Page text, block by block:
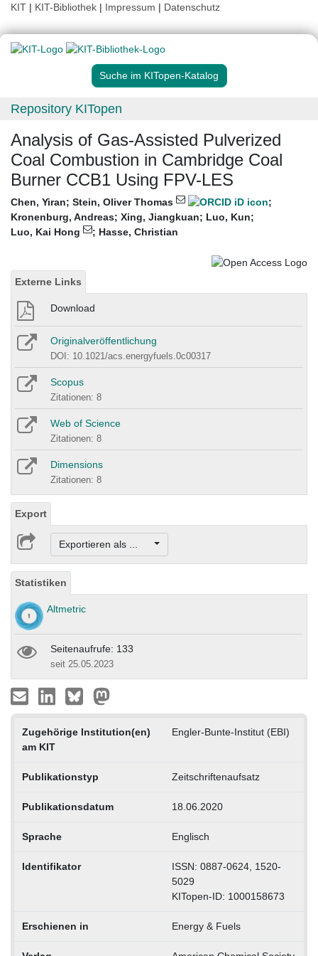
KIT | KIT-Bibliothek | Impressum | Datenschutz
Suche im KITopen-Katalog
Repository KITopen
Analysis of Gas-Assisted Pulverized
Coal Combustion in Cambridge Coal
Burner CCB1 Using FPV-LES
Chen, Yiran; Stein, Oliver Thomas
;
Kronenburg, Andreas; Xing, Jiangkuan; Luo, Kun;
Luo, Kai Hong
; Hasse, Christian
Externe Links
Download
Originalveröffentlichung
DOI: 10.1021/acs.energyfuels.0c00317
Scopus
Zitationen: 8
Web of Science
Zitationen: 8
Dimensions
Zitationen: 8
Export
Exportieren als ...
Statistiken
Altmetric
Seitenaufrufe: 133
seit 25.05.2023
Zugehörige Institution(en)
am KIT
Engler-Bunte-Institut (EBI)
Publikationstyp Zeitschriftenaufsatz
Publikationsdatum 18.06.2020
Sprache Englisch
Identifikator
ISSN: 0887-0624, 1520-
5029
KITopen-ID: 1000158673
Erschienen in Energy & Fuels